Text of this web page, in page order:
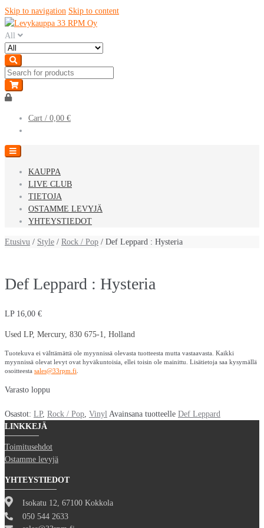
Skip to navigation Skip to content
All
Cart / 0,00 €
KAUPPA
LIVE CLUB
TIETOJA
OSTAMME LEVYJÄ
YHTEYSTIEDOT
Etusivu / Style / Rock / Pop / Def Leppard : Hysteria
Def Leppard : Hysteria
LP 16,00 €
Used LP, Mercury, 830 675-1, Holland
Tuotekuva ei välttämättä ole myynnissä olevasta tuotteesta mutta vastaavasta. Kaikki
myynnissä olevat levyt ovat hyväkuntoisia, ellei toisin ole mainittu. Lisätietoja saa kysymällä
osoitteesta sales@33rpm.fi
Varasto loppu
Osastot: LP, Rock / Pop Vinyl Avainsana tuotteelle Def Leppard
LINKKEJÄ
Toimitusehdot
Ostamme levyjä
YHTEYSTIEDOT
Isokatu 12, 67100 Kokkola
050 544 2633